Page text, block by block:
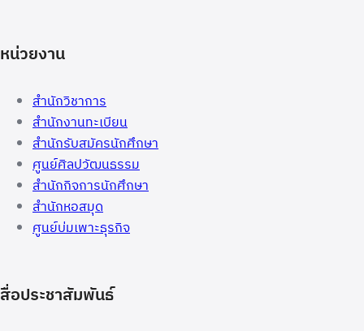
หน่วยงาน
สำนักวิชาการ
สำนักงานทะเบียน
สำนักรับสมัครนักศึกษา
ศูนย์ศิลปวัฒนธรรม
สำนักกิจการนักศึกษา
สำนักหอสมุด
ศูนย์บ่มเพาะธุรกิจ
สื่อประชาสัมพันธ์